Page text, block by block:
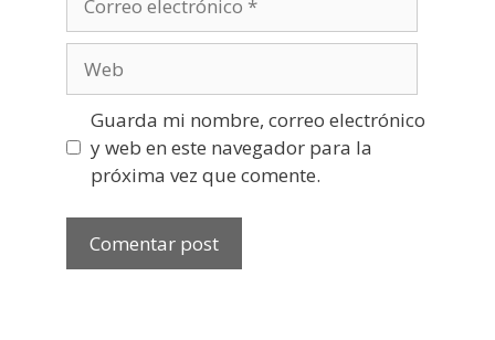
electrónico
Guarda mi nombre, correo electrónico
y web en este navegador para la
próxima vez que comente.